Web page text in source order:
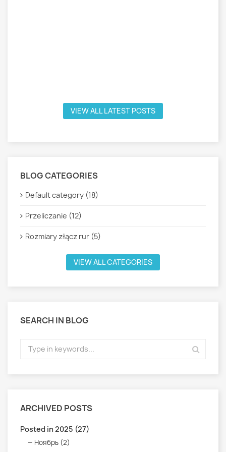
VIEW ALL LATEST POSTS
BLOG CATEGORIES
Default category (18)
Przeliczanie (12)
Rozmiary złącz rur (5)
VIEW ALL CATEGORIES
SEARCH IN BLOG
ARCHIVED POSTS
Posted in 2025 (27)
Ноябрь (2)